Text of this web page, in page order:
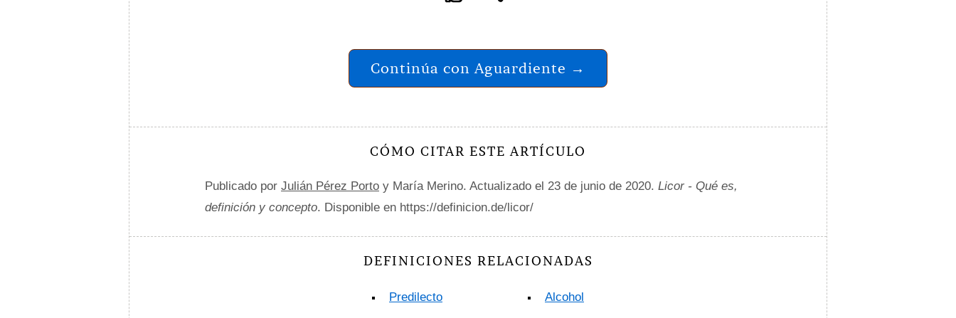
Continúa con Aguardiente →
CÓMO CITAR ESTE ARTÍCULO
Publicado por Julián Pérez Porto y María Merino. Actualizado el 23 de junio de 2020. Licor - Qué es,
definición y concepto. Disponible en https://definicion.de/licor/
DEFINICIONES RELACIONADAS
Predilecto Alcohol